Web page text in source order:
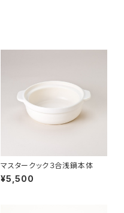
マスタークック３合浅鍋本体
¥5,500